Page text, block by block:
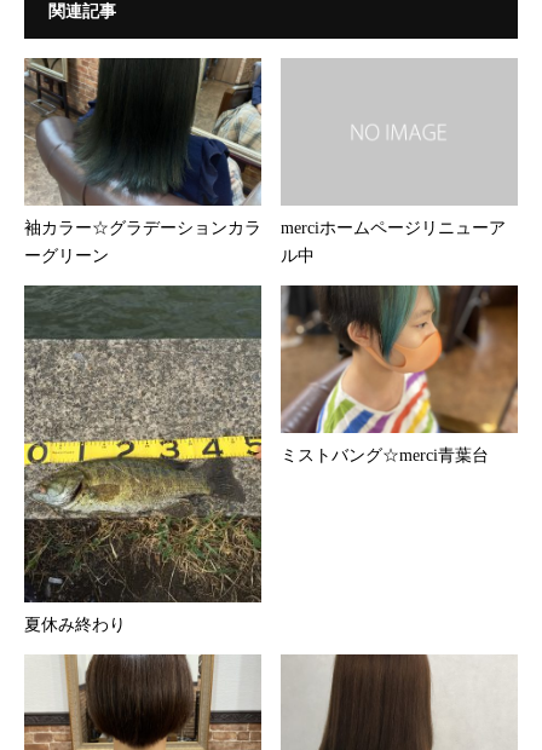
関連記事
袖カラー☆グラデーションカラ
ーグリーン
merciホームページリニューア
ル中
夏休み終わり
ミストバング☆merci青葉台